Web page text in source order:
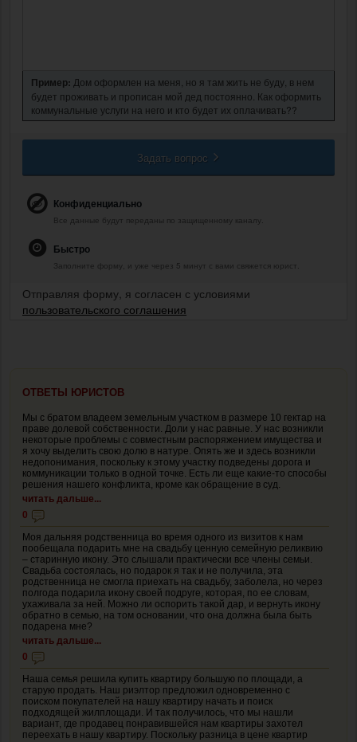
Пример: Дом оформлен на меня, но я там жить не буду, в нем
будет проживать и прописан мой дед постоянно. Как оформить
коммунальные услуги на него и кто будет их оплачивать??
Задать вопрос
Конфиденциально
Все данные будут переданы по защищенному каналу.
Быстро
Заполните форму, и уже через 5 минут с вами свяжется юрист.
Отправляя форму, я согласен с условиями
пользовательского соглашения
ОТВЕТЫ ЮРИСТОВ
Мы с братом владеем земельным участком в размере 10 гектар на
праве долевой собственности. Доли у нас равные. У нас возникли
некоторые проблемы с совместным распоряжением имущества и
я хочу выделить свою долю в натуре. Опять же и здесь возникли
недопонимания, поскольку к этому участку подведены дорога и
коммуникации только в одной точке. Есть ли еще какие-то способы
решения нашего конфликта, кроме как обращение в суд.
читать дальше...
0
Моя дальняя родственница во время одного из визитов к нам
пообещала подарить мне на свадьбу ценную семейную реликвию
– старинную икону. Это слышали практически все члены семьи.
Свадьба состоялась, но подарок я так и не получила, эта
родственница не смогла приехать на свадьбу, заболела, но через
полгода подарила икону своей подруге, которая, по ее словам,
ухаживала за ней. Можно ли оспорить такой дар, и вернуть икону
обратно в семью, на том основании, что она должна была быть
подарена мне?
читать дальше...
0
Наша семья решила купить квартиру большую по площади, а
старую продать. Наш риэлтор предложил одновременно с
поиском покупателей на нашу квартиру начать и поиск
подходящей жилплощади. И так получилось, что мы нашли
вариант, где продавец понравившейся нам квартиры захотел
переехать в нашу квартиру. Поскольку разница в цене квартир